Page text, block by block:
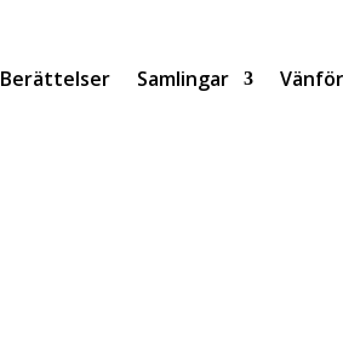
Berättelser Samlingar